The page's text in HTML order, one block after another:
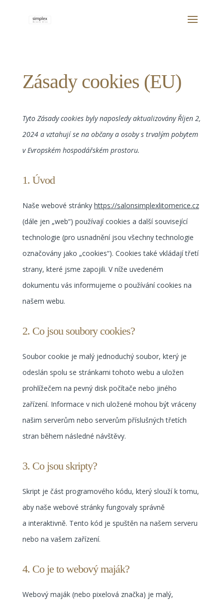
Zásady cookies (EU)
Tyto Zásady cookies byly naposledy aktualizovány Říjen 2,
2024 a vztahují se na občany a osoby s trvalým pobytem
v Evropském hospodářském prostoru.
1. Úvod
Naše webové stránky https://salonsimplexlitomerice.cz
(dále jen „web“) používají cookies a další související
technologie (pro usnadnění jsou všechny technologie
označovány jako „cookies“). Cookies také vkládají třetí
strany, které jsme zapojili. V níže uvedeném
dokumentu vás informujeme o používání cookies na
našem webu.
2. Co jsou soubory cookies?
Soubor cookie je malý jednoduchý soubor, který je
odeslán spolu se stránkami tohoto webu a uložen
prohlížečem na pevný disk počítače nebo jiného
zařízení. Informace v nich uložené mohou být vráceny
našim serverům nebo serverům příslušných třetích
stran během následné návštěvy.
3. Co jsou skripty?
Skript je část programového kódu, který slouží k tomu,
aby naše webové stránky fungovaly správně
a interaktivně. Tento kód je spuštěn na našem serveru
nebo na vašem zařízení.
4. Co je to webový maják?
Webový maják (nebo pixelová značka) je malý,